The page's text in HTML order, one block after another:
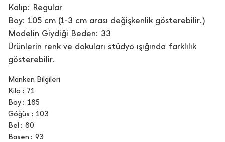
Kalıp: Regular
Boy: 105 cm (1-3 cm arası değişkenlik gösterebilir.)
Modelin Giydiği Beden: 33
Ürünlerin renk ve dokuları stüdyo ışığında farklılık
gösterebilir.
Manken Bilgileri
Kilo
71
Boy
185
Göğüs
103
Bel
80
Basen
93